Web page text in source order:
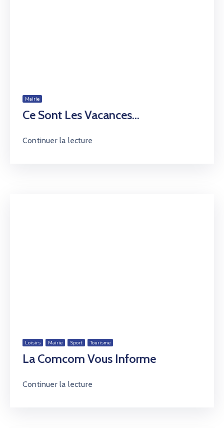
Mairie
Ce Sont Les Vacances…
Continuer la lecture
Loisirs Mairie Sport Tourisme
La Comcom Vous Informe
Continuer la lecture